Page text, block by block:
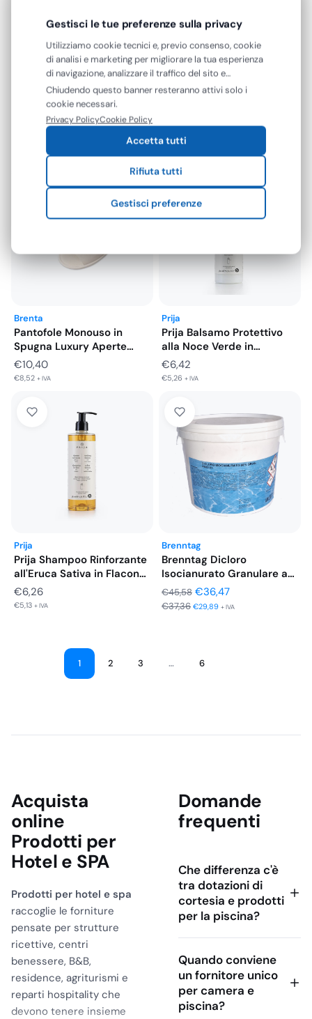
Piscina Semplice
Kit Test in Gocce per la
Rilevazione PH…
+ IVA
GEVENIT
Polietilene 40x60 100…
€23,99
Brenta
Pantofole Monouso in
Spugna Luxury Aperte
Ciabatte Hotel…
€10,40
€8,52 + IVA
Prija
Prija Balsamo Protettivo
alla Noce Verde in
Flacone…
€6,42
€5,26 + IVA
Prija
Prija Shampoo Rinforzante
all'Eruca Sativa in Flacone
da…
€6,26
€5,13 + IVA
Brenntag
Brenntag Dicloro
Isocianurato Granulare a
Rapida Dissoluzione 56%…
€45,58 Il
prezzo
€45,58.
€36,47Il
prezzo
€37,36 €29,89 + IVA
1 2 3 … 6
Acquista
online
Prodotti per
Hotel e SPA
Prodotti per hotel e spa
raccoglie le forniture
pensate per strutture
ricettive, centri
benessere, B&B,
residence, agriturismi e
reparti hospitality che
devono tenere insieme
Domande
frequenti
Che differenza c'è
tra dotazioni di
cortesia e prodotti
per la piscina?
Quando conviene
un fornitore unico
per camera e
piscina?
Gestisci le tue preferenze sulla privacy
Utilizziamo cookie tecnici e, previo consenso, cookie
di analisi e marketing per migliorare la tua esperienza
di navigazione, analizzare il traffico del sito e
mostrarti contenuti e pubblicità personalizzati. Puoi
accettare tutti i cookie oppure gestire le tue
preferenze. Puoi modificare o revocare il consenso in
qualsiasi momento.
Chiudendo questo banner resteranno attivi solo i
cookie necessari.
Privacy PolicyCookie Policy
Accetta tutti
Rifiuta tutti
Gestisci preferenze